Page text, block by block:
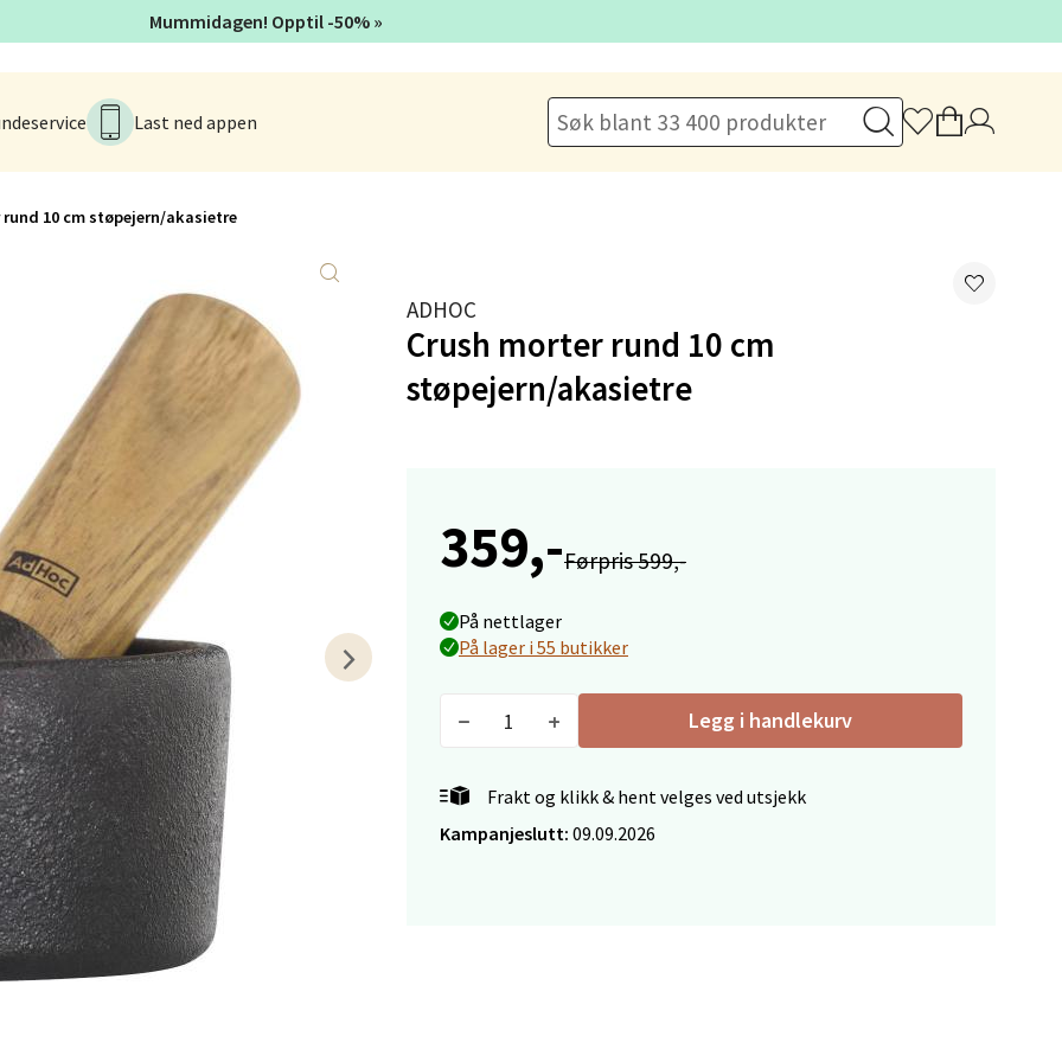
Last ned appen
rund 10 cm støpejern/akasietre
ADHOC
Crush morter rund 10 cm
støpejern/akasietre
359,-Førpris 599,-
På nettlager
På lager i 55 butikker
Legg i handlekurv
Frakt og klikk & hent velges ved utsjekk
Kampanjeslutt: 09.09.2026
Mummidagen! Opptil -50% »
- Thon Senter Lagunen
10-21
- Markens
markensgate 25B, 4611 Kristiansand
dag 09-18
- Linderud
vei 38, 0594 Oslo
dag 10-21
Velg
Jæren - M44
2, 4340 Bryne
10-20
og Sandnes - Thon Senter